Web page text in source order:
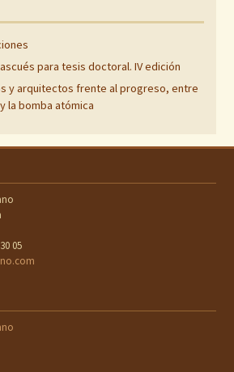
para tesis doctoral. IV edición
y arquitectos frente al progreso, entre
la bomba atómica
05